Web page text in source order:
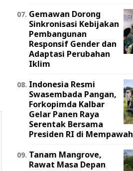
Gemawan Dorong
Sinkronisasi Kebijakan
Pembangunan
Responsif Gender dan
Adaptasi Perubahan
Iklim
Indonesia Resmi
Swasembada Pangan,
Forkopimda Kalbar
Gelar Panen Raya
Serentak Bersama
Presiden RI di Mempawah
Tanam Mangrove,
Rawat Masa Depan